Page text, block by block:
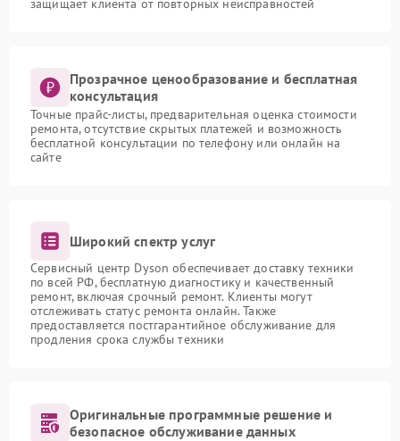
защищает клиента от повторных неисправностей
Прозрачное ценообразование и бесплатная
консультация
Точные прайс-листы, предварительная оценка стоимости
ремонта, отсутствие скрытых платежей и возможность
бесплатной консультации по телефону или онлайн на
сайте
Широкий спектр услуг
Сервисный центр Dyson обеспечивает доставку техники
по всей РФ, бесплатную диагностику и качественный
ремонт, включая срочный ремонт. Клиенты могут
отслеживать статус ремонта онлайн. Также
предоставляется постгарантийное обслуживание для
продления срока службы техники
Оригинальные программные решение и
безопасное обслуживание данных